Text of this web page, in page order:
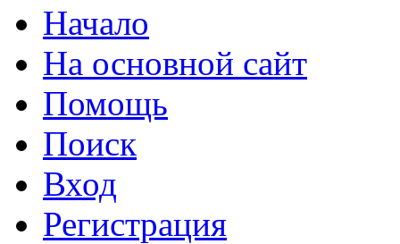
Начало
На основной сайт
Помощь
Поиск
Вход
Регистрация